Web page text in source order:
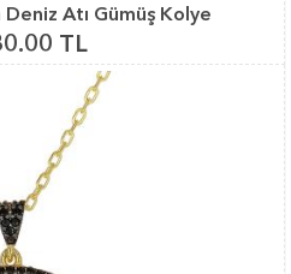
Deniz Atı Gümüş Kolye
TL